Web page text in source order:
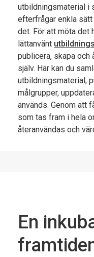
utbildningsmaterial i
efterfrågar enkla
det. För att möta det
lättanvänt
publicera, skapa och
själv. Här kan du
utbildningsmaterial,
målgrupper,
används. Genom att
som tas fram i hela
återanvändas och
En